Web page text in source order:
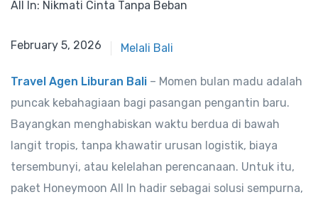
February 5, 2026 Melali Bali
Travel Agen Liburan Bali – Momen bulan madu adalah
puncak kebahagiaan bagi pasangan pengantin baru.
Bayangkan menghabiskan waktu berdua di bawah
langit tropis, tanpa khawatir urusan logistik, biaya
tersembunyi, atau kelelahan perencanaan. Untuk itu,
paket Honeymoon All In hadir sebagai solusi sempurna,